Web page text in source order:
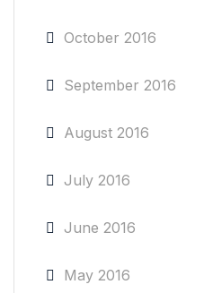
October 2016
September 2016
August 2016
July 2016
June 2016
May 2016